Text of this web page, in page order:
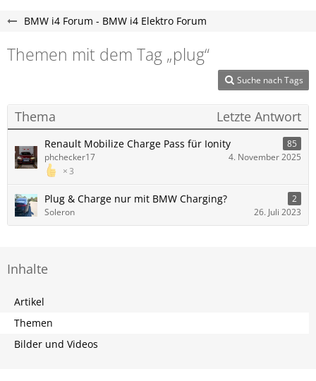
BMW i4 Forum - BMW i4 Elektro Forum
Themen mit dem Tag „plug“
Suche nach Tags
Thema Letzte Antwort
Renault Mobilize Charge Pass für Ionity 85
3
phchecker17 4. November 2025
Plug & Charge nur mit BMW Charging?
2
Soleron
26. Juli 2023
Inhalte
Artikel
Themen
Bilder und Videos